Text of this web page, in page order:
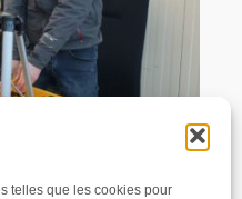
telles que les cookies pour
à Brest